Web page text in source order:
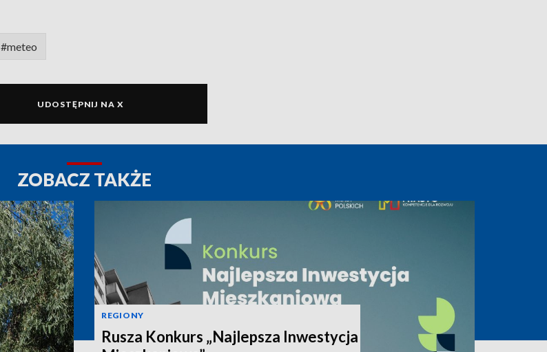
#meteo
UDOSTĘPNIJ NA X
ZOBACZ TAKŻE
REGIONY
Rusza Konkurs „Najlepsza Inwestycja